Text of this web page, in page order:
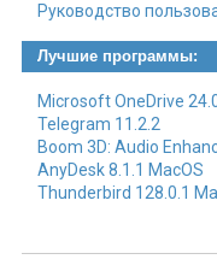
Руководство
Лучшие программы:
Microsoft OneDrive
Telegram 11.2.2
Boom 3D: Audio
AnyDesk 8.1.1 MacOS
Thunderbird 128.0.1